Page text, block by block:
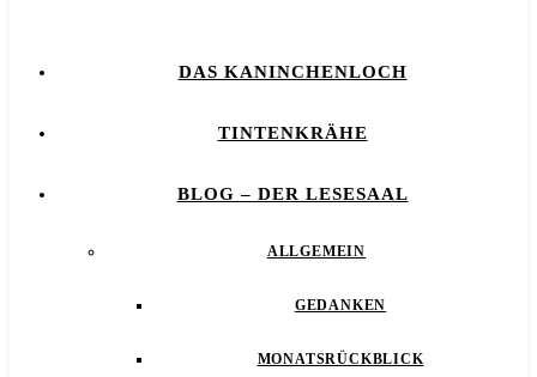
DAS KANINCHENLOCH
TINTENKRÄHE
BLOG – DER LESESAAL
ALLGEMEIN
GEDANKEN
MONATSRÜCKBLICK